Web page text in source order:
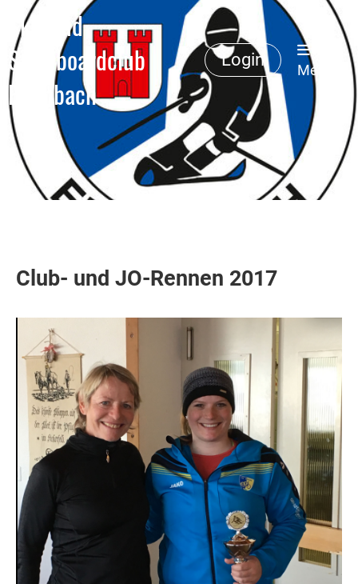
Ski- und
Snowboardclub
Erlenbach
Login
Menü
Club- und JO-Rennen 2017